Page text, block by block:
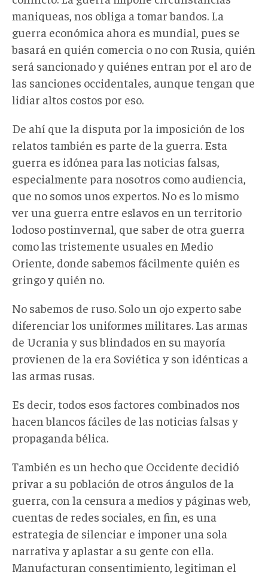
maniqueas, nos obliga a tomar bandos. La
guerra económica ahora es mundial, pues se
basará en quién comercia o no con Rusia, quién
será sancionado y quiénes entran por el aro de
las sanciones occidentales, aunque tengan que
lidiar altos costos por eso.
De ahí que la disputa por la imposición de los
relatos también es parte de la guerra. Esta
guerra es idónea para las noticias falsas,
especialmente para nosotros como audiencia,
que no somos unos expertos. No es lo mismo
ver una guerra entre eslavos en un territorio
lodoso postinvernal, que saber de otra guerra
como las tristemente usuales en Medio
Oriente, donde sabemos fácilmente quién es
gringo y quién no.
No sabemos de ruso. Solo un ojo experto sabe
diferenciar los uniformes militares. Las armas
de Ucrania y sus blindados en su mayoría
provienen de la era Soviética y son idénticas a
las armas rusas.
Es decir, todos esos factores combinados nos
hacen blancos fáciles de las noticias falsas y
propaganda bélica.
También es un hecho que Occidente decidió
privar a su población de otros ángulos de la
guerra, con la censura a medios y páginas web,
cuentas de redes sociales, en fin, es una
estrategia de silenciar e imponer una sola
narrativa y aplastar a su gente con ella.
Manufacturan consentimiento, legitiman el